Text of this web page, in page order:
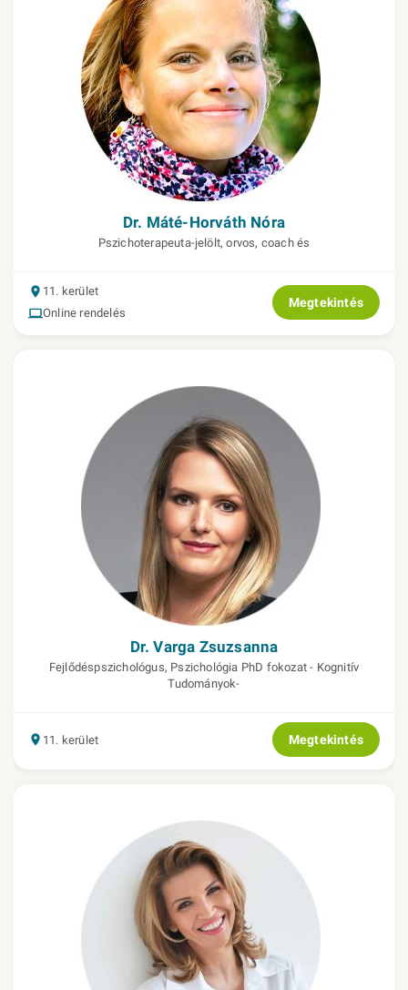
Dr. Máté-Horváth Nóra
Pszichoterapeuta-jelölt, orvos, coach és
11. kerület
Online rendelés
Megtekintés
Dr. Varga Zsuzsanna
Fejlődéspszichológus, Pszichológia PhD fokozat - Kognitív
Tudományok-
11. kerület Megtekintés